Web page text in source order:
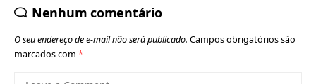
Nenhum comentário
O seu endereço de e-mail não será publicado. Campos obrigatórios são
marcados com *